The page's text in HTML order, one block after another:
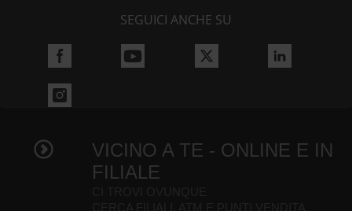
SEGUICI ANCHE SU
VICINO A TE - ONLINE E IN
FILIALE